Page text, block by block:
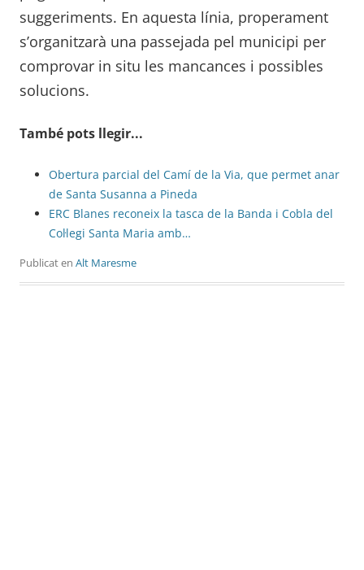
suggeriments. En aquesta línia, properament
s’organitzarà una passejada pel municipi per
comprovar in situ les mancances i possibles
solucions.
També pots llegir...
Obertura parcial del Camí de la Via, que permet anar
de Santa Susanna a Pineda
ERC Blanes reconeix la tasca de la Banda i Cobla del
Col·legi Santa Maria amb…
Publicat en Alt Maresme